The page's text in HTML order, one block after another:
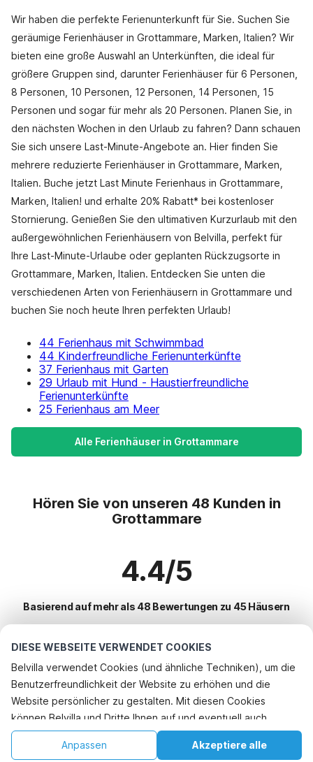
DIESE WEBSEITE VERWENDET COOKIES
Belvilla verwendet Cookies (und ähnliche Techniken), um die
Benutzerfreundlichkeit der Website zu erhöhen und die
Website persönlicher zu gestalten. Mit diesen Cookies
können Belvilla und Dritte Ihnen auf und eventuell auch
außerhalb unserer Website folgen, um Werbung Ihren
Interessen anzupassen und das Teilen von Informationen über
Akzeptiere alle
Anpassen
Wir haben die perfekte Ferienunterkunft für Sie. Suchen Sie
geräumige Ferienhäuser in Grottammare, Marken, Italien? Wir
bieten eine große Auswahl an Unterkünften, die ideal für
größere Gruppen sind, darunter Ferienhäuser für 6 Personen,
8 Personen, 10 Personen, 12 Personen, 14 Personen, 15
Personen und sogar für mehr als 20 Personen. Planen Sie, in
den nächsten Wochen in den Urlaub zu fahren? Dann schauen
Sie sich unsere Last-Minute-Angebote an. Hier finden Sie
mehrere reduzierte Ferienhäuser in Grottammare, Marken,
Italien. Buche jetzt Last Minute Ferienhaus in Grottammare,
Marken, Italien! und erhalte 20% Rabatt* bei kostenloser
Stornierung. Genießen Sie den ultimativen Kurzurlaub mit den
außergewöhnlichen Ferienhäusern von Belvilla, perfekt für
Ihre Last-Minute-Urlaube oder geplanten Rückzugsorte in
Grottammare, Marken, Italien. Entdecken Sie unten die
verschiedenen Arten von Ferienhäusern in Grottammare und
buchen Sie noch heute Ihren perfekten Urlaub!
44 Ferienhaus mit Schwimmbad
44 Kinderfreundliche Ferienunterkünfte
37 Ferienhaus mit Garten
29 Urlaub mit Hund - Haustierfreundliche
Ferienunterkünfte
25 Ferienhaus am Meer
Alle Ferienhäuser in Grottammare
Hören Sie von unseren 48 Kunden in
Grottammare
4.4/5
Basierend auf mehr als 48 Bewertungen zu 45 Häusern
Beliebteste Reiseziele für Urlaub
Top-Städte mit Top-Annehmlichkeiten für den Urlaub
Kinderfreundliche Ferienunterkünfte san-savino
Kinderfreundliche Ferienunterkünfte apecchio
Kinderfreundliche Ferienunterkünfte borgo-pace
Beliebte Ausstattungen für Urlaub in Grottammare
Ferienhaus mit Schwimmbad
Beliebte Städte für den Urlaub in Marken
Startseite Wunschliste Buchungen Konto